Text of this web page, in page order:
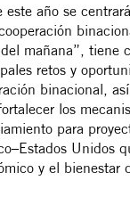
año se
mañana”, tiene
retos y
binacional,
los
para
Unidos
y el bienestar